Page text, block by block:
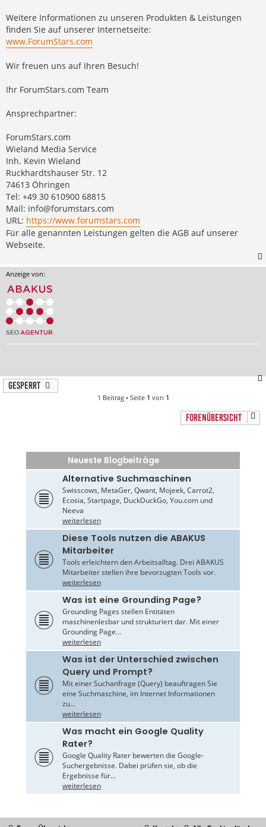
Weitere Informationen zu unseren Produkten & Leistungen
finden Sie auf unserer Internetseite:
www.ForumStars.com
Wir freuen uns auf Ihren Besuch!
Ihr ForumStars.com Team
Ansprechpartner:
ForumStars.com
Wieland Media Service
Inh. Kevin Wieland
Ruckhardtshauser Str. 12
74613 Öhringen
Tel: +49 30 610900 68815
Mail: info@forumstars.com
URL: https://www.forumstars.com
Für alle genannten Leistungen gelten die AGB auf unserer
Webseite.
Anzeige von:
Gesperrt
1 Beitrag • Seite 1 von 1
FORENÜBERSICHT
Neueste Blogbeiträge
Alternative Suchmaschinen
Swisscows, MetaGer, Qwant, Mojeek, Carrot2,
Ecosia, Startpage, DuckDuckGo, You.com und
Neeva
weiterlesen
Diese Tools nutzen die ABAKUS
Mitarbeiter
Tools erleichtern den Arbeitsalltag. Drei ABAKUS
Mitarbeiter stellen ihre bevorzugten Tools vor.
weiterlesen
Was ist eine Grounding Page?
Grounding Pages stellen Entitäten
maschinenlesbar und strukturiert dar. Mit einer
Grounding Page...
weiterlesen
Was ist der Unterschied zwischen
Query und Prompt?
Mit einer Suchanfrage (Query) beauftragen Sie
eine Suchmaschine, im Internet Informationen
zu...
weiterlesen
Was macht ein Google Quality
Rater?
Google Quality Rater bewerten die Google-
Suchergebnisse. Dabei prüfen sie, ob die
Ergebnisse für...
weiterlesen